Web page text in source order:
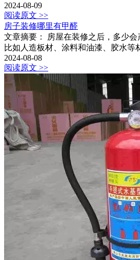
2024-08-09
阅读原文 >>
房子装修哪里有甲醛
文章摘要： 房屋在装修之后，多少会
比如人造板材、涂料和油漆、胶水等
2024-08-08
阅读原文 >>